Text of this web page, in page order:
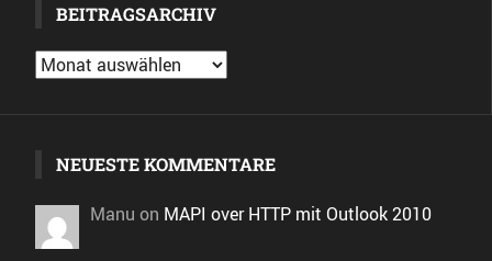
BEITRAGSARCHIV
Beitragsarchiv
NEUESTE KOMMENTARE
Manu on MAPI over HTTP mit Outlook 2010